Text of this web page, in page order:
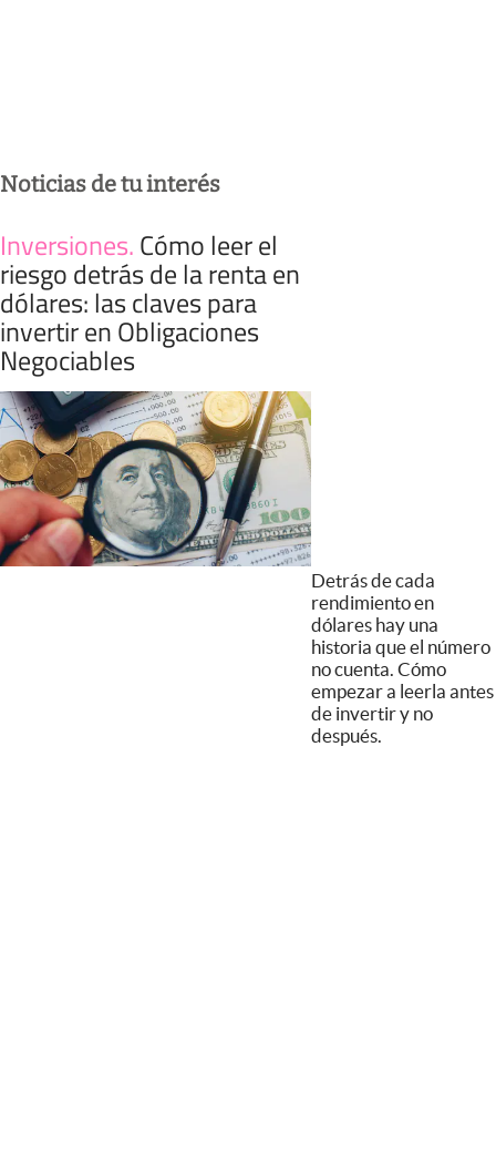
Noticias de tu interés
Inversiones.Cómo leer el
riesgo detrás de la renta en
dólares: las claves para
invertir en Obligaciones
Negociables
Detrás de cada
rendimiento en
dólares hay una
historia que el número
no cuenta. Cómo
empezar a leerla antes
de invertir y no
después.